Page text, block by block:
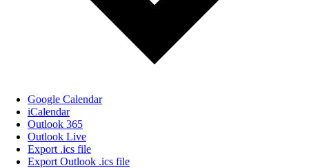
Google Calendar
iCalendar
Outlook 365
Outlook Live
Export .ics file
Export Outlook .ics file